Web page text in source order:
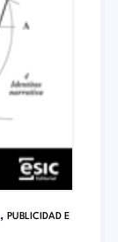
, PUBLICIDAD E